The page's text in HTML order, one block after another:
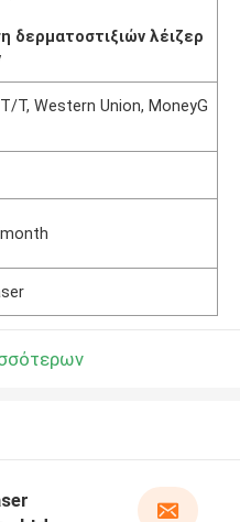
δερματοστιξιών λέιζερ
T, Western Union, MoneyG